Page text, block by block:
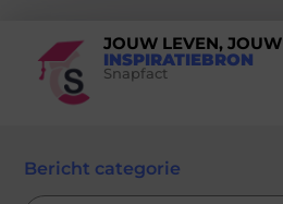
JOUW LEVEN, JOUW
INSPIRATIEBRON
Snapfact
Bericht categorie